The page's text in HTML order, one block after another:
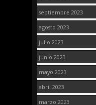
septiembre 2023
agosto 2023
julio 2023
junio 2023
mayo 2023
abril 2023
marzo 2023